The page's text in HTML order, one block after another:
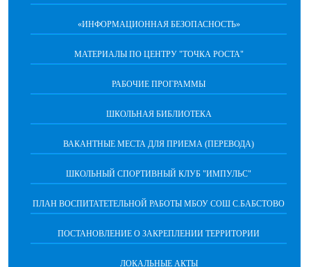
«ИНФОРМАЦИОННАЯ БЕЗОПАСНОСТЬ»
МАТЕРИАЛЫ ПО ЦЕНТРУ "ТОЧКА РОСТА"
РАБОЧИЕ ПРОГРАММЫ
ШКОЛЬНАЯ БИБЛИОТЕКА
ВАКАНТНЫЕ МЕСТА ДЛЯ ПРИЕМА (ПЕРЕВОДА)
ШКОЛЬНЫЙ СПОРТИВНЫЙ КЛУБ "ИМПУЛЬС"
ПЛАН ВОСПИТАТЕТЕЛЬНОЙ РАБОТЫ МБОУ СОШ С.БАБСТОВО
ПОСТАНОВЛЕНИЕ О ЗАКРЕПЛЕНИИ ТЕРРИТОРИИ
ЛОКАЛЬНЫЕ АКТЫ